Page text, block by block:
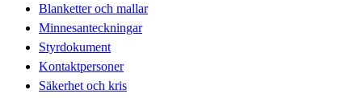
Blanketter och mallar
Minnesanteckningar
Styrdokument
Kontaktpersoner
Säkerhet och kris